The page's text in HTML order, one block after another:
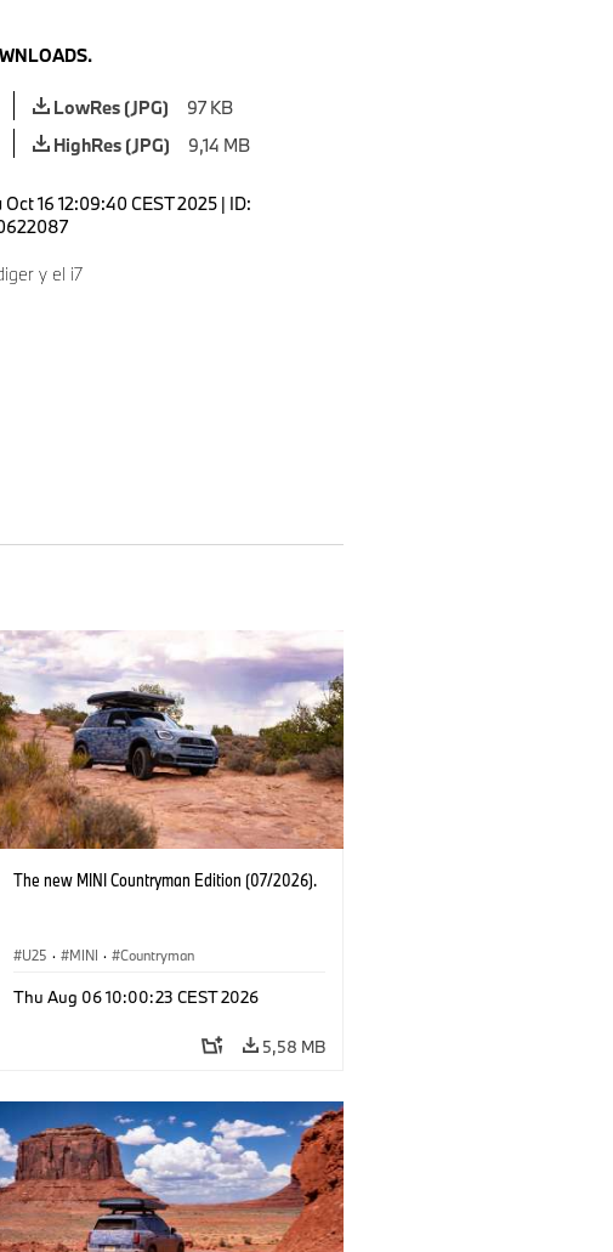
LowRes (JPG)
97 KB
HighRes (JPG)
9,14 MB
Oct 16 12:09:40 CEST 2025 | ID:
y el i7
The new MINI Countryman Edition (07/2026).
U25 · MINI · Countryman
Thu Aug 06 10:00:23 CEST 2026
5,58 MB